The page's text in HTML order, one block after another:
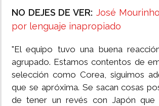
NO DEJES DE VER: José
por lenguaje inapropiado
"El equipo tuvo una buena
agrupado. Estamos contentos de
selección como Corea, siguimos
que se apróxima. Se sacan cosas
de tener un revés con Japón que